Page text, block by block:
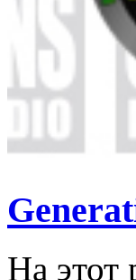
На этот